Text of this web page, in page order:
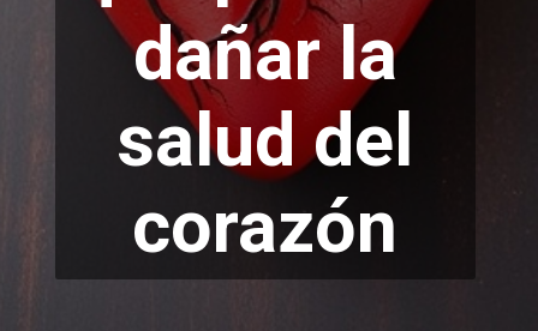
dañar la
saluddel
corazón